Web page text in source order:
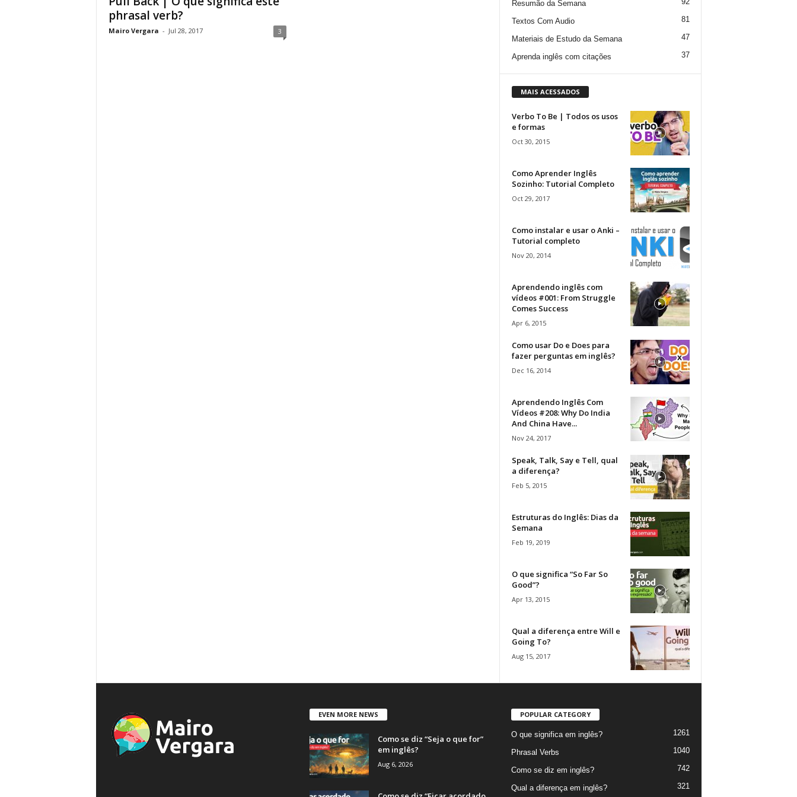
phrasal verb?
Mairo Vergara - Jul 28, 2017 3
Resumão da Semana
Textos Com Audio 81
Materiais de Estudo da Semana 47
Aprenda inglês com citações 37
MAIS ACESSADOS
Verbo To Be | Todos os usos
e formas
Oct 30, 2015
Como Aprender Inglês
Sozinho: Tutorial Completo
Oct 29, 2017
Como instalar e usar o Anki –
Tutorial completo
Nov 20, 2014
Aprendendo inglês com
vídeos #001: From Struggle
Comes Success
Apr 6, 2015
Como usar Do e Does para
fazer perguntas em inglês?
Dec 16, 2014
Aprendendo Inglês Com
Vídeos #208: Why Do India
And China Have...
Nov 24, 2017
Speak, Talk, Say e Tell, qual
a diferença?
Feb 5, 2015
Estruturas do Inglês: Dias da
Semana
Feb 19, 2019
O que significa “So Far So
Good”?
Apr 13, 2015
Qual a diferença entre Will e
Going To?
Aug 15, 2017
EVEN MORE NEWS
Como se diz “Seja o que for”
em inglês?
Aug 6, 2026
POPULAR CATEGORY
O que significa em inglês? 1261
Phrasal Verbs 1040
Como se diz em inglês? 742
Qual a diferença em inglês? 321